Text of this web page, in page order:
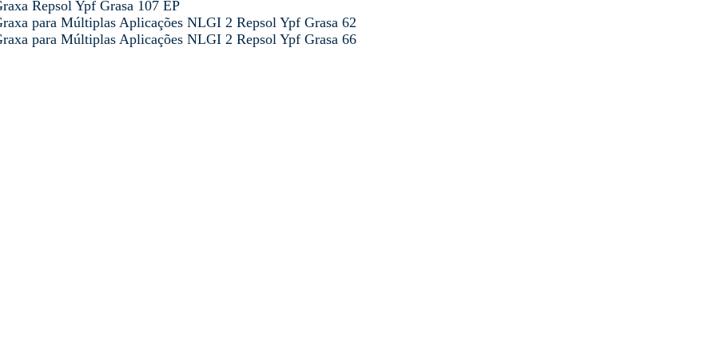
Repsol Ypf Grasa 107 EP
para Múltiplas Aplicações NLGI 2 Repsol Ypf Grasa 62
para Múltiplas Aplicações NLGI 2 Repsol Ypf Grasa 66